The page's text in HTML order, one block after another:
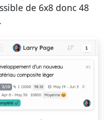
de 6x8 donc 48